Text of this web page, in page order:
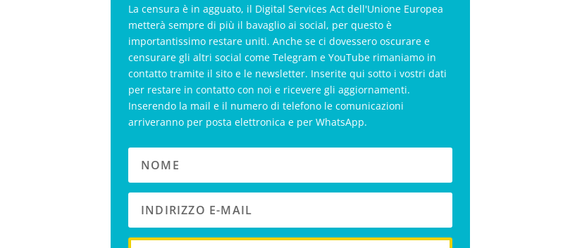
La censura è in agguato, il Digital Services Act dell'Unione Europea
metterà sempre di più il bavaglio ai social, per questo è
importantissimo restare uniti. Anche se ci dovessero oscurare e
censurare gli altri social come Telegram e YouTube rimaniamo in
contatto tramite il sito e le newsletter. Inserite qui sotto i vostri dati
per restare in contatto con noi e ricevere gli aggiornamenti.
Inserendo la mail e il numero di telefono le comunicazioni
arriveranno per posta elettronica e per WhatsApp.